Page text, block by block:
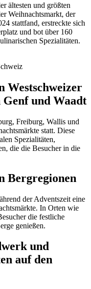
ältesten und größten
Weihnachtsmarkt, der
stattfand, erstreckte sich
und bot über 160
Spezialitäten.
Westschweizer
und Waadt
Freiburg, Wallis und
statt. Diese
Spezialitäten,
die die Besucher in die
Bergregionen
der Adventszeit eine
In Orten wie
die festliche
genießen.
und
auf den